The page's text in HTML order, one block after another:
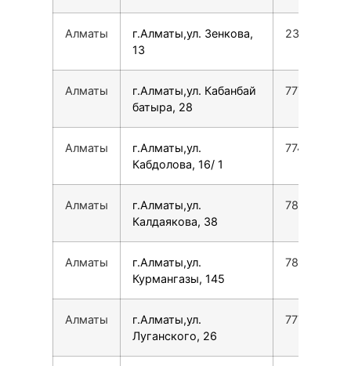
Алматы
г.Алматы,ул. Зенкова,
13
Алматы
г.Алматы,ул. Кабанбай
батыра, 28
Алматы
г.Алматы,ул.
Кабдолова, 16/ 1
Алматы
г.Алматы,ул.
Калдаякова, 38
Алматы
г.Алматы,ул.
Курмангазы, 145
Алматы
г.Алматы,ул.
Луганского, 26